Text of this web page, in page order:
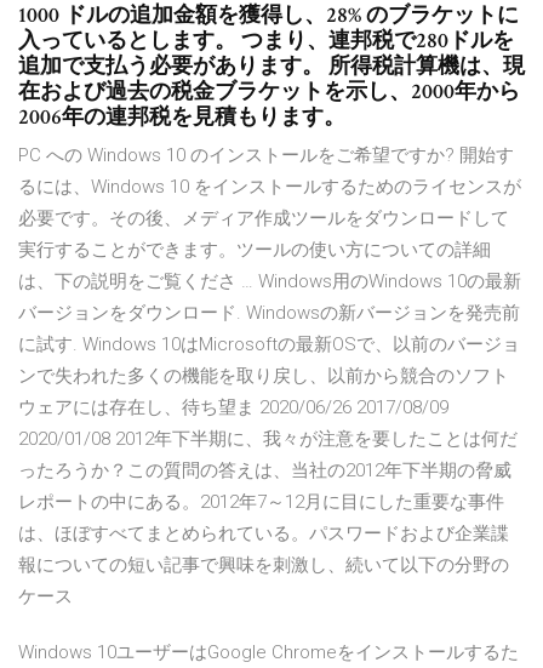
1000 ドルの追加金額を獲得し、28% のブラケットに
入っているとします。 つまり、連邦税で280ドルを
追加で支払う必要があります。 所得税計算機は、現
在および過去の税金ブラケットを示し、2000年から
2006年の連邦税を見積もります。
PC への Windows 10 のインストールをご希望ですか? 開始す
るには、Windows 10 をインストールするためのライセンスが
必要です。その後、メディア作成ツールをダウンロードして
実行することができます。ツールの使い方についての詳細
は、下の説明をご覧くださ … Windows用のWindows 10の最新
バージョンをダウンロード. Windowsの新バージョンを発売前
に試す. Windows 10はMicrosoftの最新OSで、以前のバージョ
ンで失われた多くの機能を取り戻し、以前から競合のソフト
ウェアには存在し、待ち望ま 2020/06/26 2017/08/09
2020/01/08 2012年下半期に、我々が注意を要したことは何だ
ったろうか？この質問の答えは、当社の2012年下半期の脅威
レポートの中にある。2012年7～12月に目にした重要な事件
は、ほぼすべてまとめられている。パスワードおよび企業諜
報についての短い記事で興味を刺激し、続いて以下の分野の
ケース
Windows 10ユーザーはGoogle Chromeをインストールするた